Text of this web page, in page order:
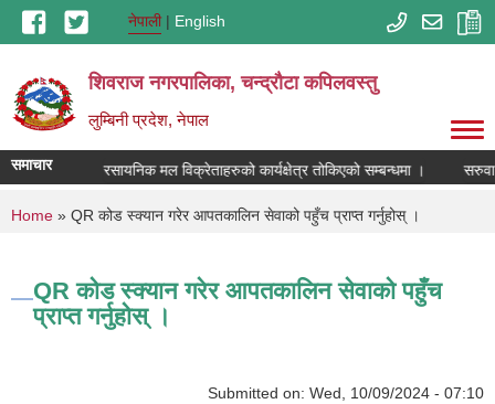
Skip to main contentनेपाली English
शिवराज नगरपालिका, चन्द्राैटा कपिलवस्तु
लुम्बिनी प्रदेश, नेपाल
समाचार
सुचना: रसायनिक मल विक्रेताहरुको कार्यक्षेत्र तोकिएको सम्बन्धमा ।
You are here
Home » QR कोड स्क्यान गरेर आपतकालिन सेवाको पहुँच प्राप्त गर्नुहोस् ।
QR कोड स्क्यान गरेर आपतकालिन सेवाको पहुँच
प्राप्त गर्नुहोस् ।
Submitted on: Wed, 10/09/2024 - 07:10